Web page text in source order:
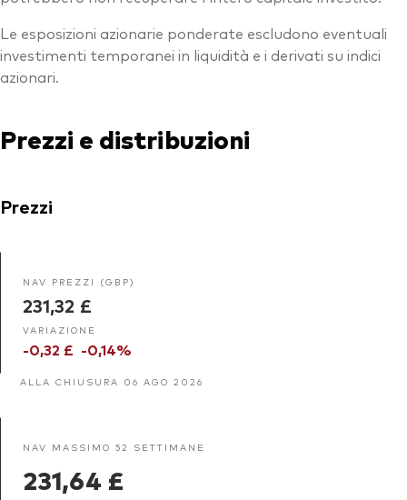
Le esposizioni azionarie ponderate escludono eventuali
investimenti temporanei in liquidità e i derivati su indici
azionari.
Prezzi e distribuzioni
Prezzi
NAV PREZZI (GBP)
231,32 £
VARIAZIONE
-0,32 £ -0,14%
ALLA CHIUSURA 06 AGO 2026
NAV MASSIMO 52 SETTIMANE
231,64 £